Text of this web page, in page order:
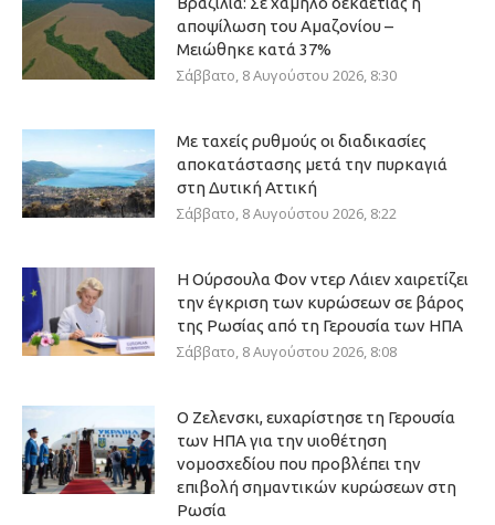
αποψίλωση του Αμαζονίου –
Μειώθηκε κατά 37%
Σάββατο, 8 Αυγούστου 2026, 8:30
Με ταχείς ρυθμούς οι διαδικασίες
αποκατάστασης μετά την πυρκαγιά
στη Δυτική Αττική
Σάββατο, 8 Αυγούστου 2026, 8:22
Η Ούρσουλα Φον ντερ Λάιεν χαιρετίζει
την έγκριση των κυρώσεων σε βάρος
της Ρωσίας από τη Γερουσία των ΗΠΑ
Σάββατο, 8 Αυγούστου 2026, 8:08
Ο Ζελενσκι, ευχαρίστησε τη Γερουσία
των ΗΠΑ για την υιοθέτηση
νομοσχεδίου που προβλέπει την
επιβολή σημαντικών κυρώσεων στη
Ρωσία